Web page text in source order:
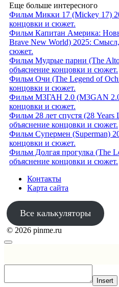
Еще больше интересного
Фильм Микки 17 (Mickey 17)
концовки и сюжет.
Фильм Капитан Америка:
Brave New World) 2025:
сюжет.
Фильм Мудрые парни (The
объяснение концовки и сюжет.
Фильм Очи (The Legend of
концовки и сюжет.
Фильм М3ГАН 2.0 (M3GAN
концовки и сюжет.
Фильм 28 лет спустя (28
объяснение концовки и сюжет.
Фильм Супермен (Superman)
концовки и сюжет.
Фильм Долгая прогулка (The
объяснение концовки и сюжет.
Контакты
Карта сайта
Все калькуляторы
© 2026 pinme.ru
Insert